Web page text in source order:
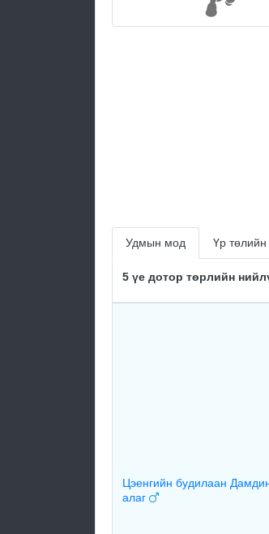
Удмын мод Үр
5 үе дотор төрлийн
Цэенгийн будилаан
алаг